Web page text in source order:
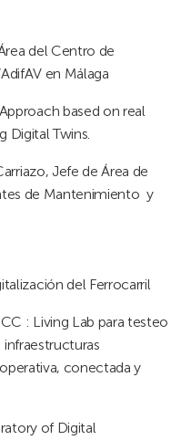
del Centro de
en Málaga
based on real
Digital Twins.
Jefe de Área de
de Mantenimiento y
del Ferrocarril
: Living Lab para testeo
conectada y
of Digital